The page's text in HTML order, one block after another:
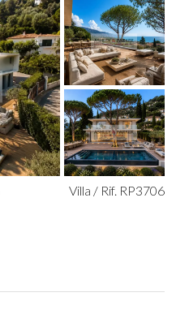
Villa / Rif. RP3706